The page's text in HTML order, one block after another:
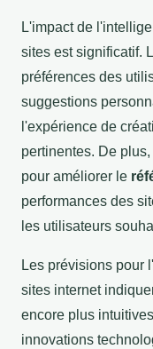
L'impact de
sites est significatif.
préférences des
suggestions
l'expérience de
pertinentes. De
pour améliorer le
performances des
les utilisateurs
Les prévisions pour
sites internet
encore plus
innovations